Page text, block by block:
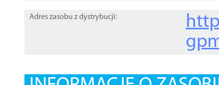
Adres zasobu z dystrybucji: